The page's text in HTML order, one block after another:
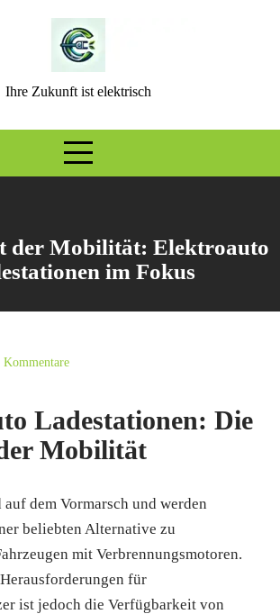
Ihre Zukunft ist elektrisch
der Mobilität: Elektroauto
im Fokus
Kommentare
Ladestationen: Die
Mobilität
dem Vormarsch und werden
beliebten Alternative zu
mit Verbrennungsmotoren.
für
ist jedoch die Verfügbarkeit von